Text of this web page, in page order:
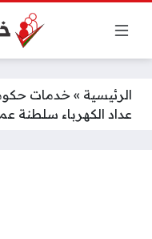
الرئيسية » خدمات
عداد الكهرباء سلطنة